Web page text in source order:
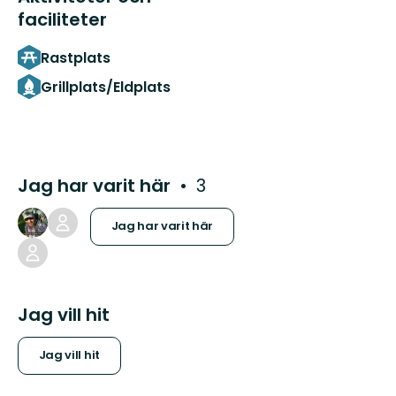
faciliteter
Rastplats
Grillplats/Eldplats
Jag har varit här 3
Jag har varit här
Jag vill hit
Jag vill hit